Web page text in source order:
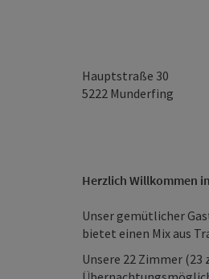
Hauptstraße 30
5222 Munderfing
Herzlich Willkommen
Unser gemütlicher
bietet einen Mix aus
Unsere 22 Zimmer